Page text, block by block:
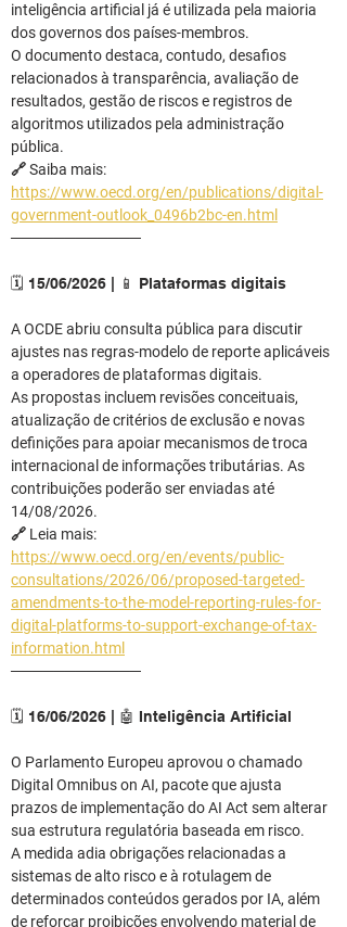
inteligência artificial já é utilizada pela maioria
dos governos dos países-membros.
O documento destaca, contudo, desafios
relacionados à transparência, avaliação de
resultados, gestão de riscos e registros de
algoritmos utilizados pela administração
pública.
🔗 Saiba mais:
https://www.oecd.org/en/publications/digital-
government-outlook_0496b2bc-en.html
────────────
🗓️ 15/06/2026 | 📱 Plataformas digitais
A OCDE abriu consulta pública para discutir
ajustes nas regras-modelo de reporte aplicáveis
a operadores de plataformas digitais.
As propostas incluem revisões conceituais,
atualização de critérios de exclusão e novas
definições para apoiar mecanismos de troca
internacional de informações tributárias. As
contribuições poderão ser enviadas até
14/08/2026.
🔗 Leia mais:
https://www.oecd.org/en/events/public-
consultations/2026/06/proposed-targeted-
amendments-to-the-model-reporting-rules-for-
digital-platforms-to-support-exchange-of-tax-
information.html
────────────
🗓️ 16/06/2026 | 🤖 Inteligência Artificial
O Parlamento Europeu aprovou o chamado
Digital Omnibus on AI, pacote que ajusta
prazos de implementação do AI Act sem alterar
sua estrutura regulatória baseada em risco.
A medida adia obrigações relacionadas a
sistemas de alto risco e à rotulagem de
determinados conteúdos gerados por IA, além
de reforçar proibições envolvendo material de